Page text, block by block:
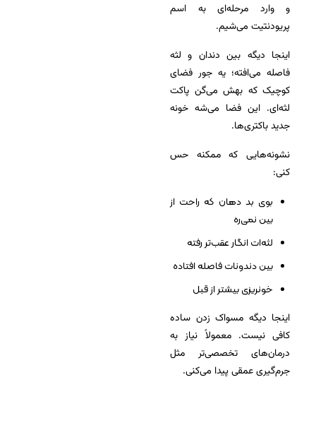
و وارد مرحله‌ای به اسم
پریودنتیت می‌شیم.
اینجا دیگه بین دندان و لثه
فاصله می‌افته؛ یه جور فضای
کوچیک که بهش می‌گن پاکت
لثه‌ای. این فضا می‌شه خونه
جدید باکتری‌ها.
نشونه‌هایی که ممکنه حس
کنی:
بوی بد دهان که راحت از
بین نمی‌ره
لثه‌ات انگار عقب‌تر رفته
بین دندونات فاصله افتاده
خونریزی بیشتر از قبل
اینجا دیگه مسواک زدن ساده
کافی نیست. معمولاً نیاز به
درمان‌های تخصصی‌تر مثل
جرم‌گیری عمقی پیدا می‌کنی.